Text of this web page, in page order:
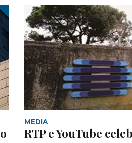
MEDIA
RTP e YouTube